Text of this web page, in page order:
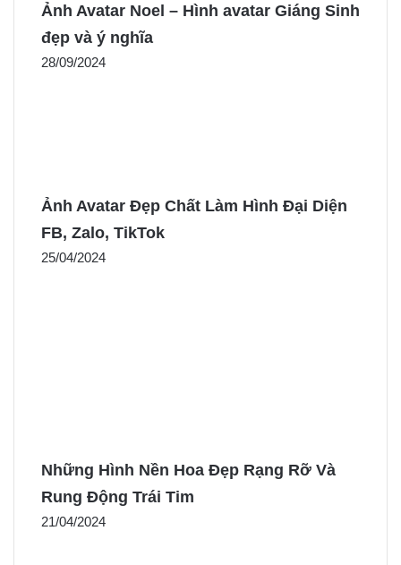
Ảnh Avatar Noel – Hình avatar Giáng Sinh
đẹp và ý nghĩa
28/09/2024
Ảnh Avatar Đẹp Chất Làm Hình Đại Diện
FB, Zalo, TikTok
25/04/2024
Những Hình Nền Hoa Đẹp Rạng Rỡ Và
Rung Động Trái Tim
21/04/2024